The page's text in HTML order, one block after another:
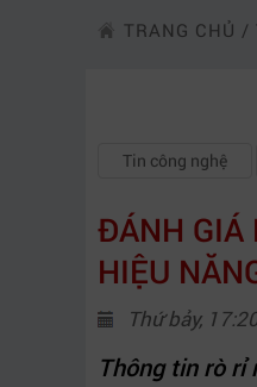
TRANG CHỦ /
Tin công nghệ
ĐÁNH GIÁ
HIỆU
Thứ bảy,
Thông tin rò rỉ